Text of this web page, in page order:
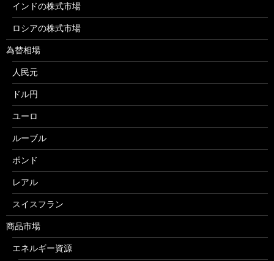
インドの株式市場
ロシアの株式市場
為替相場
人民元
ドル円
ユーロ
ルーブル
ポンド
レアル
スイスフラン
商品市場
エネルギー資源